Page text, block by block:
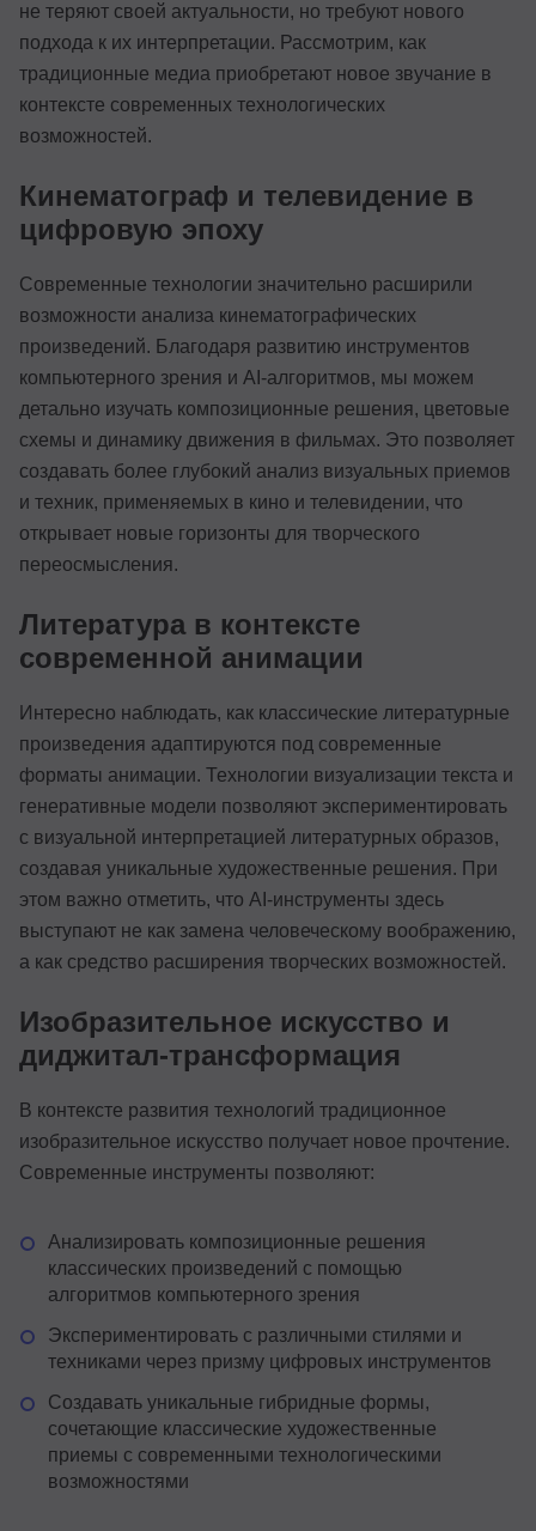
не теряют своей актуальности, но требуют нового
подхода к их интерпретации. Рассмотрим, как
традиционные медиа приобретают новое звучание в
контексте современных технологических
возможностей.
Кинематограф и телевидение в
цифровую эпоху
Современные технологии значительно расширили
возможности анализа кинематографических
произведений. Благодаря развитию инструментов
компьютерного зрения и AI-алгоритмов, мы можем
детально изучать композиционные решения, цветовые
схемы и динамику движения в фильмах. Это позволяет
создавать более глубокий анализ визуальных приемов
и техник, применяемых в кино и телевидении, что
открывает новые горизонты для творческого
переосмысления.
Литература в контексте
современной анимации
Интересно наблюдать, как классические литературные
произведения адаптируются под современные
форматы анимации. Технологии визуализации текста и
генеративные модели позволяют экспериментировать
с визуальной интерпретацией литературных образов,
создавая уникальные художественные решения. При
этом важно отметить, что AI-инструменты здесь
выступают не как замена человеческому воображению,
а как средство расширения творческих возможностей.
Изобразительное искусство и
диджитал-трансформация
В контексте развития технологий традиционное
изобразительное искусство получает новое прочтение.
Современные инструменты позволяют:
Анализировать композиционные решения
классических произведений с помощью
алгоритмов компьютерного зрения
Экспериментировать с различными стилями и
техниками через призму цифровых инструментов
Создавать уникальные гибридные формы,
сочетающие классические художественные
приемы с современными технологическими
возможностями